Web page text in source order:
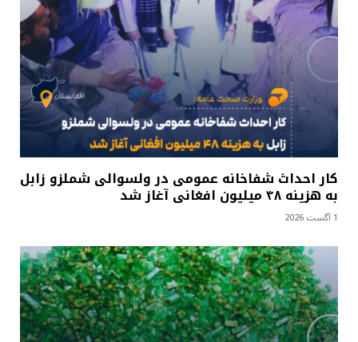
کار احداث شفاخانه عمومی در ولسوالی شملزو زابل
به هزینه ۴۸ میلیون افغانی آغاز شد
1 آگست 2026